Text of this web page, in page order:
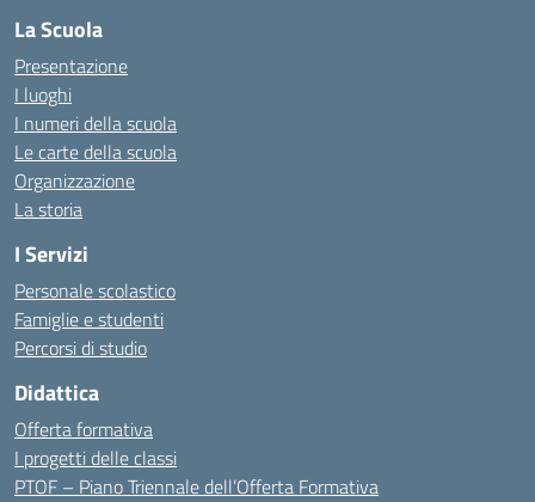
La Scuola
Presentazione
I luoghi
I numeri della scuola
Le carte della scuola
Organizzazione
La storia
I Servizi
Personale scolastico
Famiglie e studenti
Percorsi di studio
Didattica
Offerta formativa
I progetti delle classi
PTOF – Piano Triennale dell’Offerta Formativa